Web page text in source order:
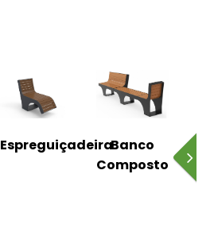
EspreguiçadeiraBanco
Composto